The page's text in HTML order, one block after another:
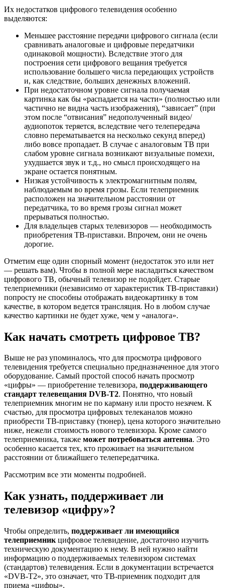
Их недостатков цифрового телевидения особенно
выделяются:
Меньшее расстояние передачи цифрового сигнала (если
сравнивать аналоговые и цифровые передатчики
одинаковой мощности). Вследствие этого для
построения сети цифрового вещания требуется
использование большего числа передающих устройств
и, как следствие, больших денежных вложений.
При недостаточном уровне сигнала получаемая
картинка как бы «распадается на части» (полностью или
частично не видна часть изображения), “зависает” (при
этом после “отвисания” недополученный видео/
аудиопоток теряется, вследствие чего телепередача
словно перематывается на несколько секунд вперед)
либо вовсе пропадает. В случае с аналоговым ТВ при
слабом уровне сигнала возникают визуальные помехи,
ухудшается звук и т.д., но смысл происходящего на
экране остается понятным.
Низкая устойчивость к электромагнитным полям,
наблюдаемым во время грозы. Если телеприемник
расположен на значительном расстоянии от
передатчика, то во время грозы сигнал может
прерываться полностью.
Для владельцев старых телевизоров — необходимость
приобретения ТВ-приставки. Впрочем, они не очень
дорогие.
Отметим еще один спорный момент (недостаток это или нет
— решать вам). Чтобы в полной мере насладиться качеством
цифрового ТВ, обычный телевизор не подойдет. Старые
телеприемники (независимо от характеристик ТВ-приставки)
попросту не способны отображать видеокартинку в том
качестве, в котором ведется трансляция. Но в любом случае
качество картинки не будет хуже, чем у «аналога».
Как начать смотреть цифровое ТВ?
Выше не раз упоминалось, что для просмотра цифрового
телевидения требуется специально предназначенное для этого
оборудование. Самый простой способ начать просмотр
«цифры» — приобретение телевизора, поддерживающего
стандарт телевещания DVB-T2. Понятно, что новый
телеприемник многим не по карману или просто незачем. К
счастью, для просмотра цифровых телеканалов можно
приобрести ТВ-приставку (тюнер), цена которого значительно
ниже, нежели стоимость нового телевизора. Кроме самого
телеприемника, также может потребоваться антенна. Это
особенно касается тех, кто проживает на значительном
расстоянии от ближайшего телепередатчика.
Рассмотрим все эти моменты подробней.
Как узнать, поддерживает ли
телевизор «цифру»?
Чтобы определить, поддерживает ли имеющийся
телеприемник цифровое телевидение, достаточно изучить
техническую документацию к нему. В ней нужно найти
информацию о поддерживаемых телевизором системах
(стандартов) телевидения. Если в документации встречается
«DVB-T2», это означает, что ТВ-приемник подходит для
приема «цифры».